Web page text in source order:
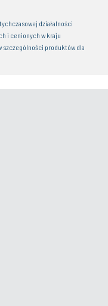
działalności
i cenionych w kraju
szczególności produktów dla